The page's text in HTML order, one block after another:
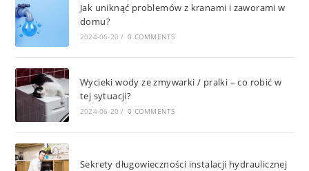
Jak uniknąć problemów z kranami i zaworami w
domu?
2024-06-20 / 0 COMMENTS
Wycieki wody ze zmywarki / pralki – co robić w
tej sytuacji?
2024-06-20 / 0 COMMENTS
Sekrety długowieczności instalacji hydraulicznej